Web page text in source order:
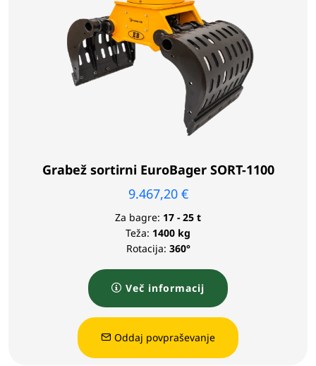
Grabež sortirni EuroBager SORT-1100
9.467,20 €
Za bagre: 17 - 25 t
Teža: 1400 kg
Rotacija: 360°
Več informacij
Oddaj povpraševanje